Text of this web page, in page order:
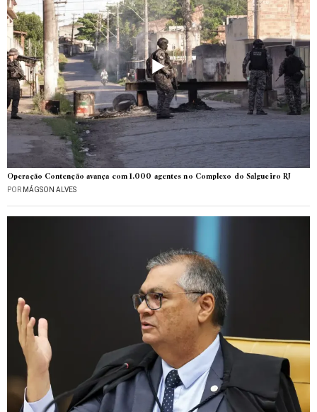
Operação Contenção avança com 1.000 agentes no Complexo do Salgueiro RJ
POR MÁGSON ALVES